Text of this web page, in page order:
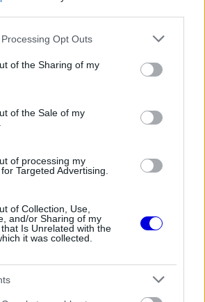
website/app uses one or more Google
or usage behaviour. You may click to
to Google and its third-party tags to
specified purposes in below Google
Opt Outs
of the Sharing of my
of the Sale of my
of processing my
Targeted Advertising.
of Collection, Use,
and/or Sharing of my
Is Unrelated with the
it was collected.
A saját protezsáltja állhat Max
Verstappen útjába a jövőben